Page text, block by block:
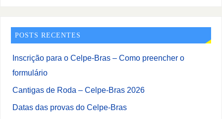
POSTS RECENTES
Inscrição para o Celpe-Bras – Como preencher o
formulário
Cantigas de Roda – Celpe-Bras 2026
Datas das provas do Celpe-Bras